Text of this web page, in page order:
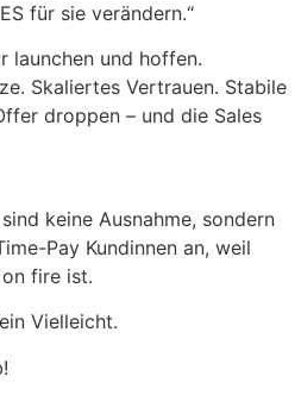
für sie verändern.“
launchen und hoffen.
Skaliertes Vertrauen. Stabile
droppen – und die Sales
keine Ausnahme, sondern
Pay Kundinnen an, weil
fire ist.
Vielleicht.